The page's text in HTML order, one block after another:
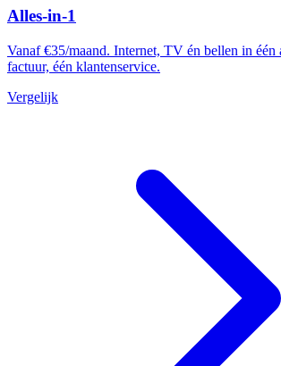
Alles-in-1
Vanaf €35/maand. Internet, TV én bellen in één
factuur, één klantenservice.
Vergelijk